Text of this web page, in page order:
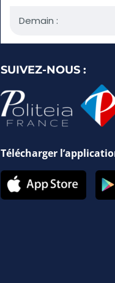
SUIVEZ-NOUS :
Télécharger